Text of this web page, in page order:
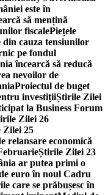
este în
să mențină
fiscalePiețele
din cauza tensiunilor
pe fondul
încearcă să reducă
nevoilor de
Proiectul de buget
investițiiȘtirile Zilei
la Business Forum
Zilei 26
Zilei 25
relansare economică
Știrile Zilei 23
ar putea primi o
euro în noul Cadru
care se prăbușesc în